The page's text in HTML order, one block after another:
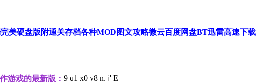
美硬盘版附通关存档各种MOD图文攻略微云百度网盘BT迅雷高速下载
游戏的最新版： 9 q1 x0 y8 n, j' E